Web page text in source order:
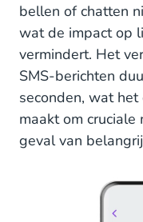
bellen of chatten
wat de impact op
vermindert. Het
SMS-berichten
seconden, wat
maakt om
geval van